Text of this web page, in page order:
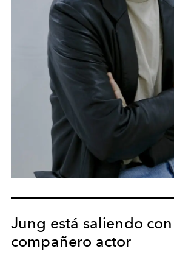
Jung está saliendo
compañero actor